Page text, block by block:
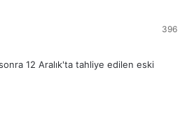
396
12 Aralık'ta tahliye edilen eski